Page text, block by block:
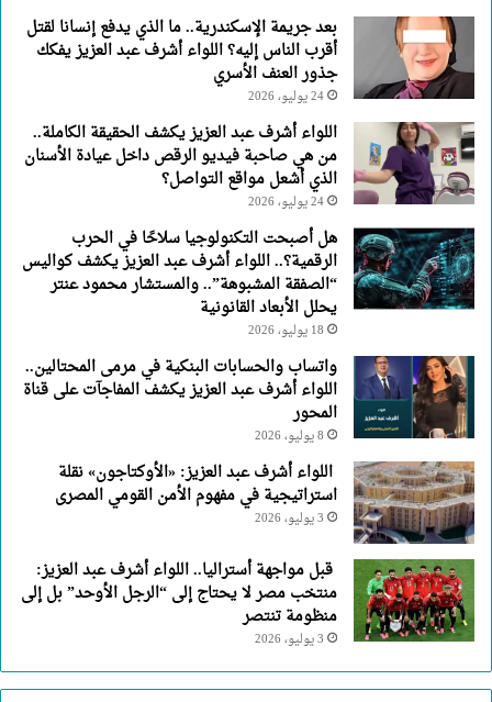
جذور
العنف
الأسري
بعد جريمة الإسكندرية.. ما الذي يدفع إنسانا لقتل
أقرب الناس إليه؟ اللواء أشرف عبد العزيز يفكك
جذور العنف الأسري
24 يوليو، 2026
اللواء أشرف عبد العزيز يكشف الحقيقة الكاملة..
من هي صاحبة فيديو الرقص داخل عيادة الأسنان
الذي أشعل مواقع التواصل؟
24 يوليو، 2026
هل أصبحت التكنولوجيا سلاحًا في الحرب
الرقمية؟.. اللواء أشرف عبد العزيز يكشف كواليس
“الصفقة المشبوهة”.. والمستشار محمود عنتر
يحلل الأبعاد القانونية
18 يوليو، 2026
واتساب والحسابات البنكية في مرمى المحتالين..
اللواء أشرف عبد العزيز يكشف المفاجآت على قناة
المحور
8 يوليو، 2026
اللواء أشرف عبد العزيز: «الأوكتاجون» نقلة
استراتيجية في مفهوم الأمن القومي المصرى
3 يوليو، 2026
قبل مواجهة أستراليا.. اللواء أشرف عبد العزيز:
منتخب مصر لا يحتاج إلى “الرجل الأوحد” بل إلى
منظومة تنتصر
3 يوليو، 2026